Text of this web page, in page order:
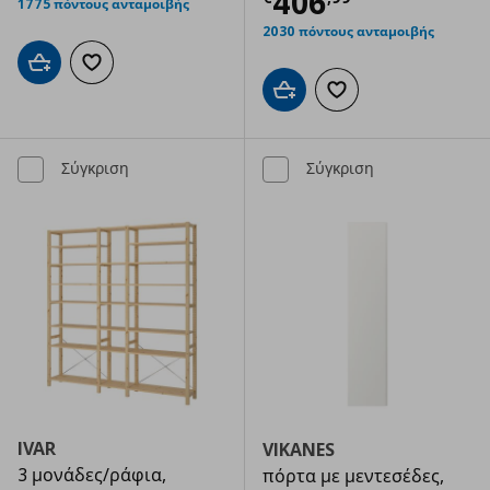
1775 πόντους ανταμοιβής
Προσθήκη στο καλάθι
Προσθήκη στα αγαπημένα
2030 πόντους ανταμοιβής
Προσθήκη στο καλάθι
Προσθήκη στα
Σύγκριση
IVAR
3 μονάδες/ράφια,
Σύγκριση
VIKANES
πόρτα με μεντεσέδες,